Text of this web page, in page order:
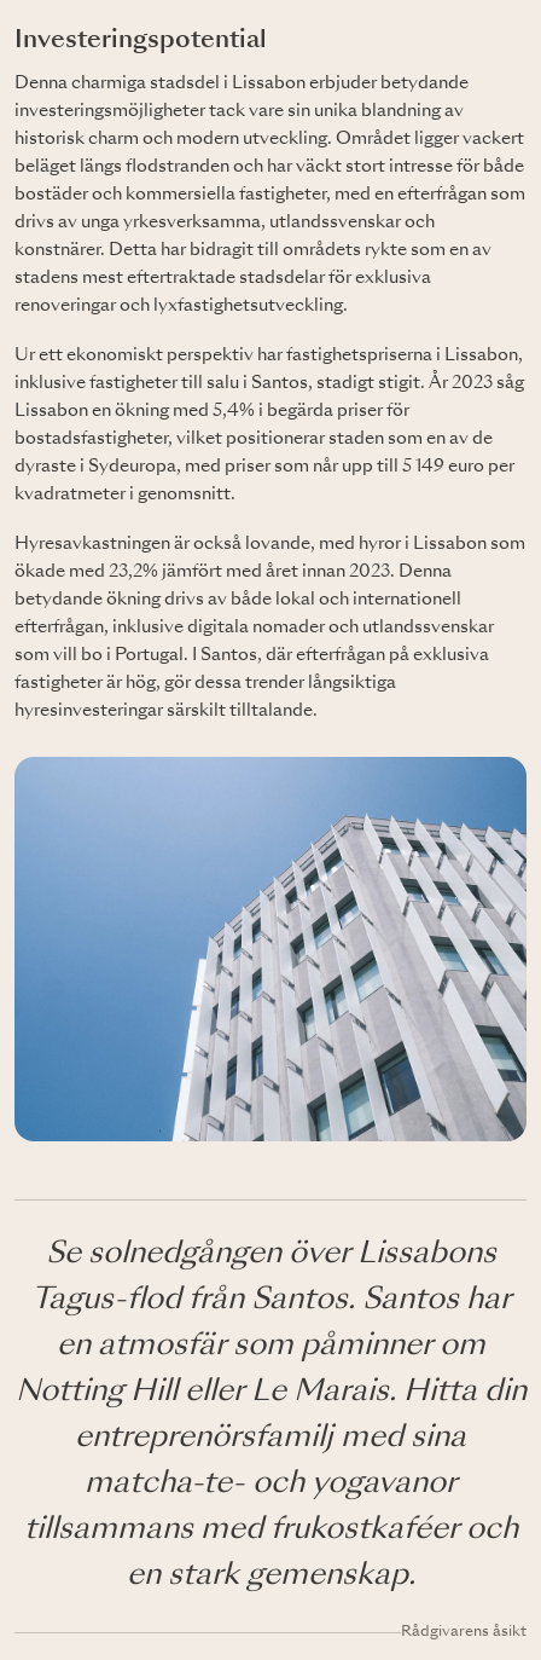
Investeringspotential
Denna charmiga stadsdel i Lissabon erbjuder betydande
investeringsmöjligheter tack vare sin unika blandning av
historisk charm och modern utveckling. Området ligger vackert
beläget längs flodstranden och har väckt stort intresse för både
bostäder och kommersiella fastigheter, med en efterfrågan som
drivs av unga yrkesverksamma, utlandssvenskar och
konstnärer. Detta har bidragit till områdets rykte som en av
stadens mest eftertraktade stadsdelar för exklusiva
renoveringar och lyxfastighetsutveckling.
Ur ett ekonomiskt perspektiv har fastighetspriserna i Lissabon,
inklusive fastigheter till salu i Santos, stadigt stigit. År 2023 såg
Lissabon en ökning med 5,4% i begärda priser för
bostadsfastigheter, vilket positionerar staden som en av de
dyraste i Sydeuropa, med priser som når upp till 5 149 euro per
kvadratmeter i genomsnitt.
Hyresavkastningen är också lovande, med hyror i Lissabon som
ökade med 23,2% jämfört med året innan 2023. Denna
betydande ökning drivs av både lokal och internationell
efterfrågan, inklusive digitala nomader och utlandssvenskar
som vill bo i Portugal. I Santos, där efterfrågan på exklusiva
fastigheter är hög, gör dessa trender långsiktiga
hyresinvesteringar särskilt tilltalande.
Se solnedgången över Lissabons
Tagus-flod från Santos. Santos har
en atmosfär som påminner om
Notting Hill eller Le Marais. Hitta din
entreprenörsfamilj med sina
matcha-te- och yogavanor
tillsammans med frukostkaféer och
en stark gemenskap.
Rådgivarens åsikt